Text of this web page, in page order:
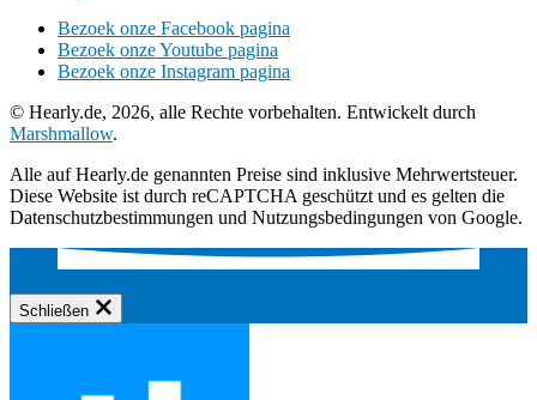
Bezoek onze Facebook pagina
Bezoek onze Youtube pagina
Bezoek onze Instagram pagina
© Hearly.de, 2026, alle Rechte vorbehalten. Entwickelt durch
Marshmallow.
Alle auf Hearly.de genannten Preise sind inklusive Mehrwertsteuer.
Diese Website ist durch reCAPTCHA geschützt und es gelten die
Datenschutzbestimmungen und Nutzungsbedingungen von Google.
Schließen